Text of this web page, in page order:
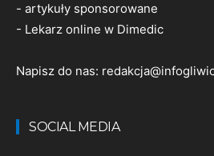
- artykuły sponsorowane
- Lekarz online w Dimedic
Napisz do nas:
SOCIAL MEDIA